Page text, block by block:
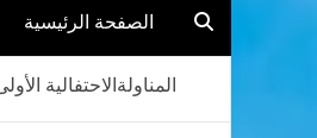
الصفحة الرئيسية
المناولةالاحتفالية